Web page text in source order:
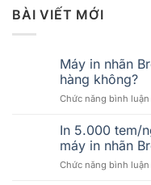
BÀI VIẾT MỚI
Máy in nhãn
hàng không?
Chức năng bình
In 5.000 tem/
máy in nhãn
Chức năng bình